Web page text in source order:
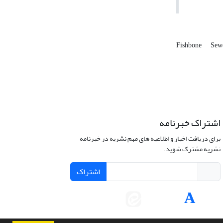
Fishbone
اشتراک خبرنامه
برای دریافت اخبار و اطلاعیه های مهم نشریه در خبرنامه
نشریه مشترک شوید.
اشتراک